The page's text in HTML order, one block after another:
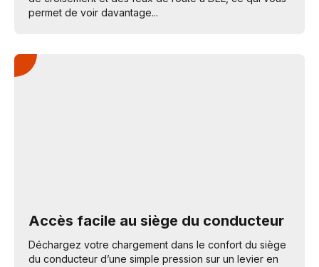
permet de voir davantage...
Accès facile au siège du conducteur
Déchargez votre chargement dans le confort du siège
du conducteur d’une simple pression sur un levier en